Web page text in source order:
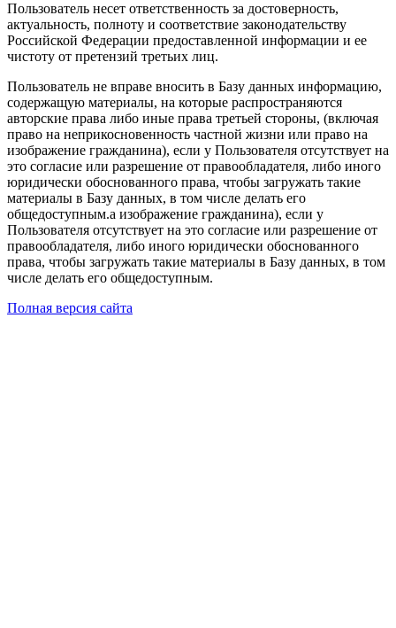
Пользователь несет ответственность за достоверность,
актуальность, полноту и соответствие законодательству
Российской Федерации предоставленной информации и ее
чистоту от претензий третьих лиц.
Пользователь не вправе вносить в Базу данных информацию,
содержащую материалы, на которые распространяются
авторские права либо иные права третьей стороны, (включая
право на неприкосновенность частной жизни или право на
изображение гражданина), если у Пользователя отсутствует на
это согласие или разрешение от правообладателя, либо иного
юридически обоснованного права, чтобы загружать такие
материалы в Базу данных, в том числе делать его
общедоступным.а изображение гражданина), если у
Пользователя отсутствует на это согласие или разрешение от
правообладателя, либо иного юридически обоснованного
права, чтобы загружать такие материалы в Базу данных, в том
числе делать его общедоступным.
Полная версия сайта